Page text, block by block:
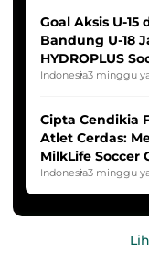
Goal Aksis U-
Bandung U-18
HYDROPLUS
2025/2026
Indonesia3 minggu
Cipta Cendikia
Atlet Cerdas:
MilkLife Soccer
HYDROPLUS
Indonesia3 minggu